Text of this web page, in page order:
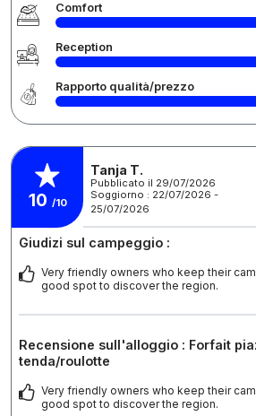
Comfort
Reception
Rapporto qualità/prezzo
10 /10
Tanja T.
Pubblicato il 29/07/2026
Soggiorno : 22/07/2026 -
25/07/2026
Giudizi sul campeggio :
Very friendly owners who keep their
good spot to discover the region.
Recensione sull'alloggio : Forfait
tenda/roulotte
Very friendly owners who keep their
good spot to discover the region.